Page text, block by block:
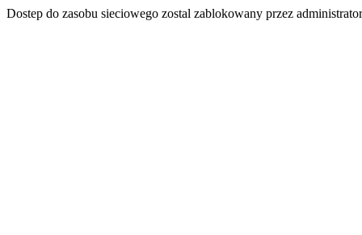
Dostep do zasobu sieciowego zostal zablokowany przez